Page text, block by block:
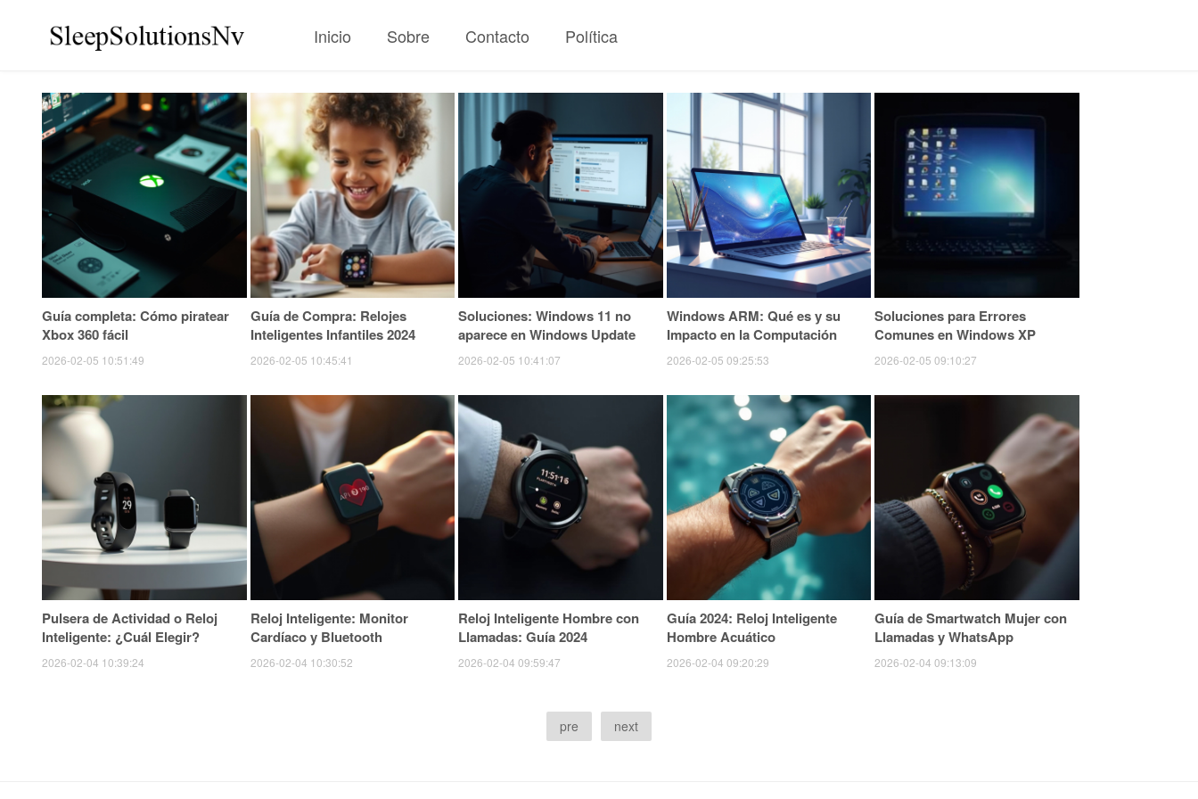
Inicio Sobre Contacto Política
Guía completa: Cómo piratear
Xbox 360 fácil
2026-02-05 10:51:49
Guía de Compra: Relojes
Inteligentes Infantiles 2024
2026-02-05 10:45:41
Soluciones: Windows 11 no
aparece en Windows Update
2026-02-05 10:41:07
Windows ARM: Qué es y su
Impacto en la Computación
2026-02-05 09:25:53
Soluciones para Errores
Comunes en Windows XP
2026-02-05 09:10:27
Pulsera de Actividad o Reloj
Inteligente: ¿Cuál Elegir?
2026-02-04 10:39:24
Reloj Inteligente: Monitor
Cardíaco y Bluetooth
2026-02-04 10:30:52
Reloj Inteligente Hombre con
Llamadas: Guía 2024
2026-02-04 09:59:47
Guía 2024: Reloj Inteligente
Hombre Acuático
2026-02-04 09:20:29
Guía de Smartwatch Mujer con
Llamadas y WhatsApp
2026-02-04 09:13:09
pre next